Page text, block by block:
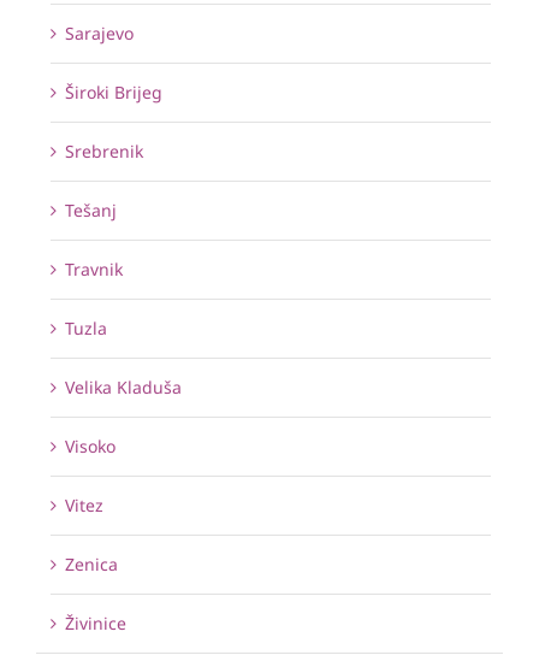
Sarajevo
Široki Brijeg
Srebrenik
Tešanj
Travnik
Tuzla
Velika Kladuša
Visoko
Vitez
Zenica
Živinice